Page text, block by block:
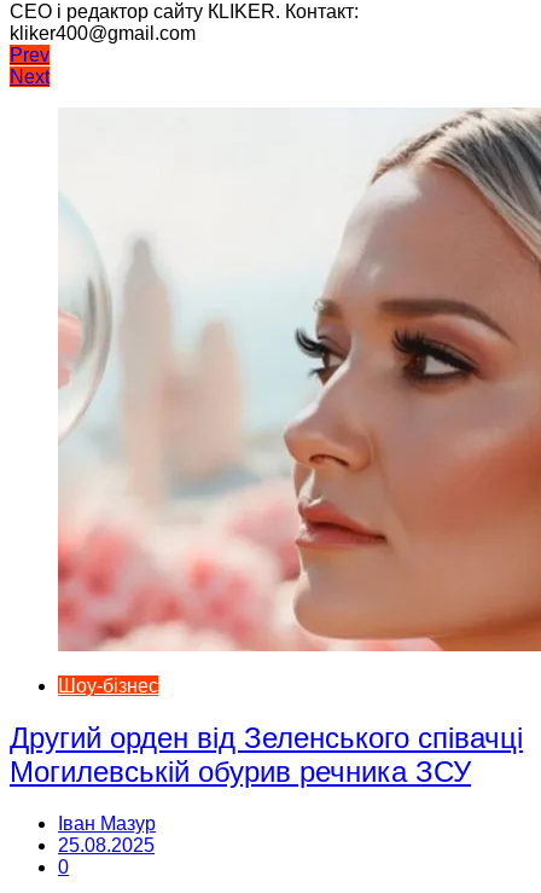
CEO і редактор сайту КLIKER. Контакт:
kliker400@gmail.com
Навігація
записів
Prev
Next
Шоу-бізнес
Другий орден від Зеленського співачці
Могилевській обурив речника ЗСУ
Іван Мазур
25.08.2025
0